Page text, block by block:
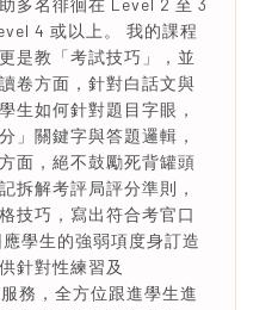
多名徘徊在 Level 2 至 3
4 或以上。 我的課程
是教「考試技巧」，並
卷方面，針對白話文與
生如何針對題目字眼，
」關鍵字與答題邏輯，
面，絕不鼓勵死背罐頭
拆解考評局評分準則，
技巧，寫出符合考官口
學生的強弱項度身訂造
針對性練習及
務，全方位跟進學生進